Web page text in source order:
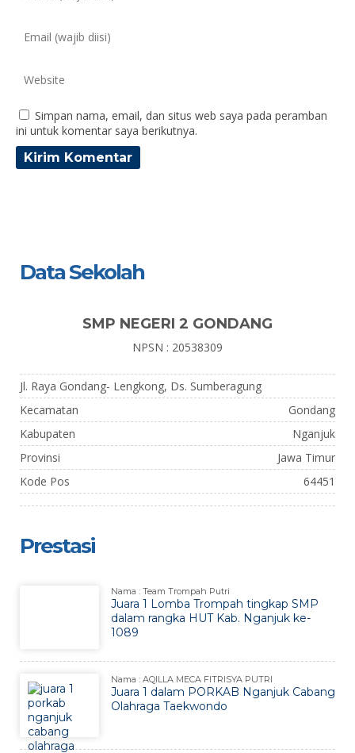
Simpan nama, email, dan situs web saya pada peramban
ini untuk komentar saya berikutnya.
Data Sekolah
SMP NEGERI 2 GONDANG
NPSN : 20538309
Jl. Raya Gondang- Lengkong, Ds. Sumberagung
Kecamatan
Gondang
Kabupaten
Nganjuk
Provinsi
Jawa Timur
Kode Pos
64451
Prestasi
Nama : Team Trompah Putri
Juara 1 Lomba Trompah tingkap SMP
dalam rangka HUT Kab. Nganjuk ke-
1089
Nama : AQILLA MECA FITRISYA PUTRI
Juara 1 dalam PORKAB Nganjuk Cabang
Olahraga Taekwondo